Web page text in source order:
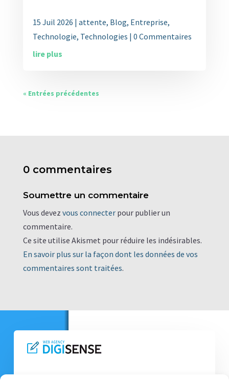
15 Juil 2026 | attente, Blog, Entreprise,
Technologie, Technologies | 0 Commentaires
lire plus
« Entrées précédentes
0 commentaires
Soumettre un commentaire
Vous devez vous connecterpour publier un
commentaire.
Ce site utilise Akismet pour réduire les indésirables.
En savoir plus sur la façon dont les données de vos
commentaires sont traitées.